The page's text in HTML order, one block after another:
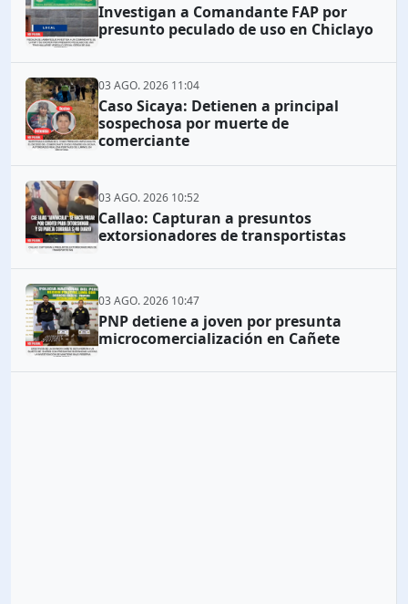
Investigan a Comandante FAP por
presunto peculado de uso en Chiclayo
03 AGO. 2026 11:04
Caso Sicaya: Detienen a principal
sospechosa por muerte de
comerciante
03 AGO. 2026 10:52
Callao: Capturan a presuntos
extorsionadores de transportistas
03 AGO. 2026 10:47
PNP detiene a joven por presunta
microcomercialización en Cañete